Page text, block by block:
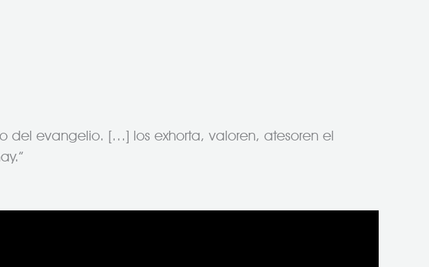
del evangelio. […] los exhorta, valoren, atesoren el